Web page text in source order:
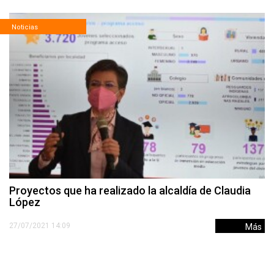
Noticias
Proyectos que ha realizado la alcaldía de Claudia
López
27/07/2021 14:09 Más